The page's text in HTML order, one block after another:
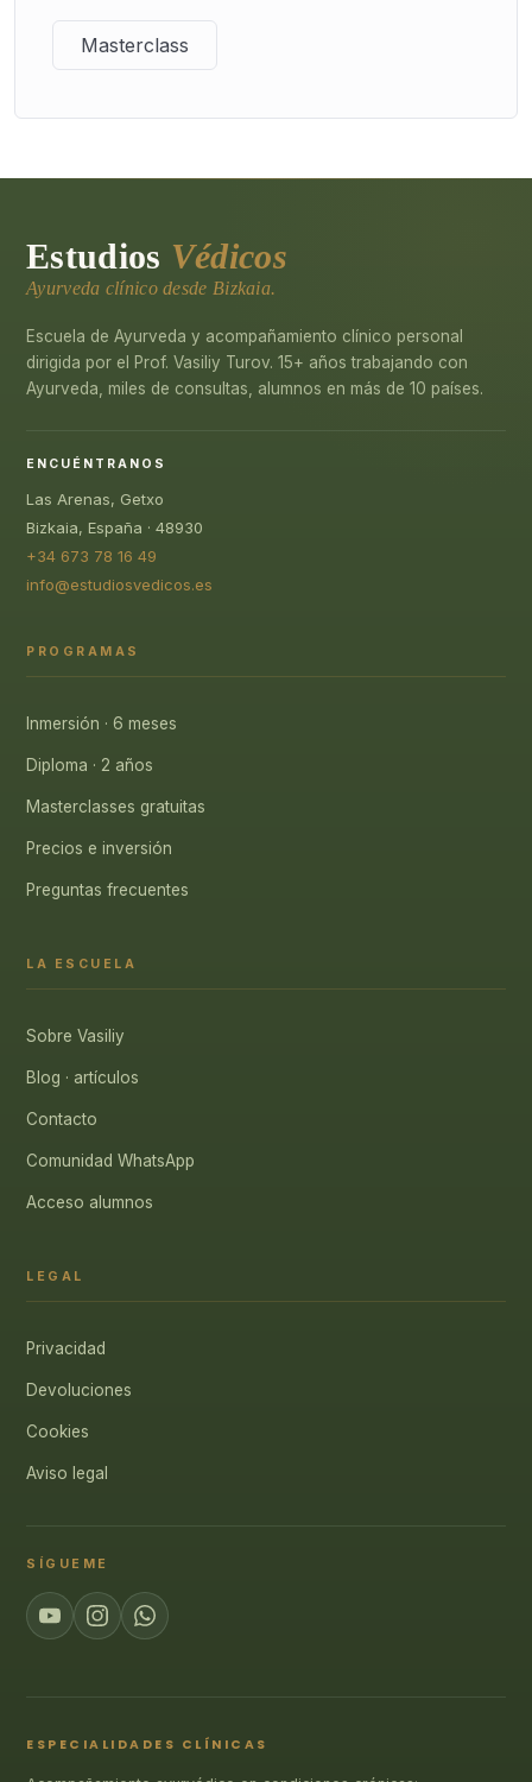
Masterclass
Estudios Védicos
Ayurveda clínico desde Bizkaia.
Escuela de Ayurveda y acompañamiento clínico personal
dirigida por el Prof. Vasiliy Turov. 15+ años trabajando con
Ayurveda, miles de consultas, alumnos en más de 10 países.
ENCUÉNTRANOS
Las Arenas, Getxo
Bizkaia, España · 48930
+34 673 78 16 49
info@estudiosvedicos.es
PROGRAMAS
Inmersión · 6 meses
Diploma · 2 años
Masterclasses gratuitas
Precios e inversión
Preguntas frecuentes
LA ESCUELA
Sobre Vasiliy
Blog · artículos
Contacto
Comunidad WhatsApp
Acceso alumnos
LEGAL
Privacidad
Devoluciones
Cookies
Aviso legal
SÍGUEME
ESPECIALIDADES CLÍNICAS